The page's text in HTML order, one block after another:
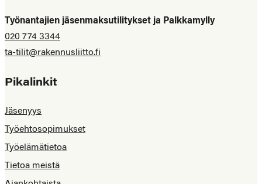
Työnantajien jäsenmaksutilitykset ja Palkkamylly
020 774 3344
ta-tilit@rakennusliitto.fi
Pikalinkit
Jäsenyys
Työehtosopimukset
Työelämätietoa
Tietoa meistä